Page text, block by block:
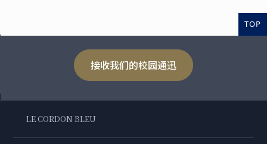
TOP
接收我们的校园通迅
LE CORDON BLEU